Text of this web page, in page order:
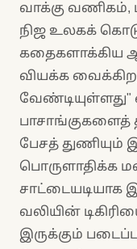
வாக்கு
நிஜ உலகக்
கதைகளாக்கிய
வியக்க
பாசாங்குகளைத்
பேசத் துணியும்
பொருளாதிக்க
சாட்டையடியாக
வலியின்
இருக்கும்